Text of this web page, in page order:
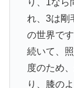
れ、3は剛
の世界です
続いて、
度のため
り、膝の